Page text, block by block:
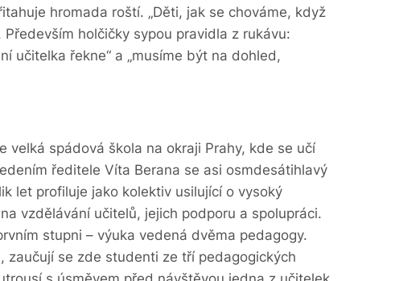
hromada roští. „Děti, jak se chováme, když
Především holčičky sypou pravidla z rukávu:
učitelka řekne“ a „musíme být na dohled,
velká spádová škola na okraji Prahy, kde se učí
ředitele Víta Berana se asi osmdesátihlavý
let profiluje jako kolektiv usilující o vysoký
vzdělávání učitelů, jejich podporu a spolupráci.
stupni – výuka vedená dvěma pedagogy.
zaučují se zde studenti ze tří pedagogických